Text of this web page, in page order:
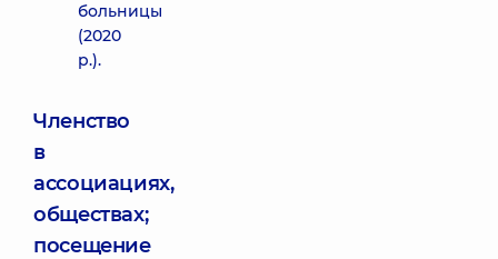
больницы
(2020
р.).
Членство
в
ассоциациях,
обществах;
посещение